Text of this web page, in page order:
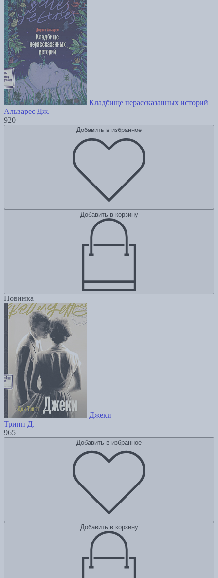
Кладбище нерассказанных историй
Альварес Дж.
920
Добавить в избранное
Добавить в корзину
Новинка
Джеки
Трипп Д.
965
Добавить в избранное
Добавить в корзину